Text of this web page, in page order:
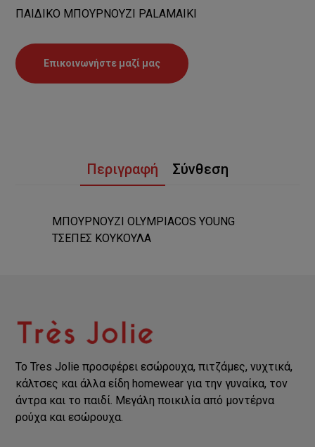
ΠΑΙΔΙΚΟ ΜΠΟΥΡΝΟΥΖΙ PALAMAIKI
Επικοινωνήστε μαζί μας
Περιγραφή Σύνθεση
ΜΠΟΥΡΝΟΥΖΙ OLYMPIACOS YOUNG
ΤΣΕΠΕΣ ΚΟΥΚΟΥΛΑ
Το Tres Jolie προσφέρει εσώρουχα, πιτζάμες, νυχτικά,
κάλτσες και άλλα είδη homewear για την γυναίκα, τον
άντρα και το παιδί. Μεγάλη ποικιλία από μοντέρνα
ρούχα και εσώρουχα.